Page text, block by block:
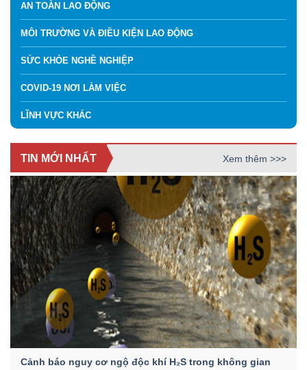
AN TOÀN LAO ĐỘNG
MÔI TRƯỜNG VÀ ĐIỀU KIỆN LAO ĐỘNG
SỨC KHỎE NGHỀ NGHIỆP
COVID-19 NƠI LÀM VIỆC
LĨNH VỰC KHÁC
TIN MỚI NHẤT Xem thêm >>>
Cảnh báo nguy cơ ngộ độc khí H₂S trong không gian